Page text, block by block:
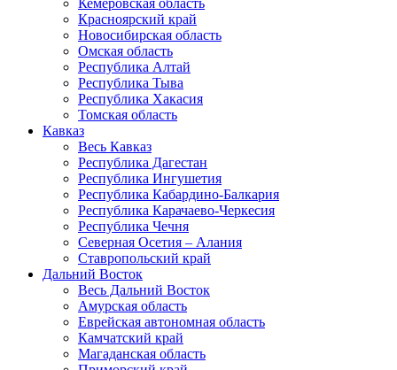
Кемеровская область
Красноярский край
Новосибирская область
Омская область
Республика Алтай
Республика Тыва
Республика Хакасия
Томская область
Кавказ
Весь Кавказ
Республика Дагестан
Республика Ингушетия
Республика Кабардино-Балкария
Республика Карачаево-Черкесия
Республика Чечня
Северная Осетия – Алания
Ставропольский край
Дальний Восток
Весь Дальний Восток
Амурская область
Еврейская автономная область
Камчатский край
Магаданская область